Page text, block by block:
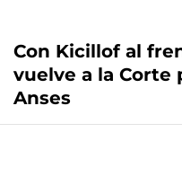
Con Kicillof al
vuelve a la Corte
Anses